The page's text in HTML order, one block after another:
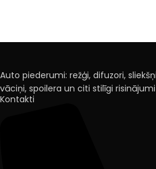
Auto piederumi: režģi, difuzori,
vāciņi, spoilera un citi stilīgi
Kontakti